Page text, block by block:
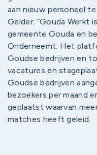
aan nieuw personeel
Gelder: “Gouda Werkt
gemeente Gouda en
Onderneemt. Het
Goudse bedrijven en
vacatures en
Goudse bedrijven
bezoekers per maand
geplaatst waarvan
matches heeft geleid.